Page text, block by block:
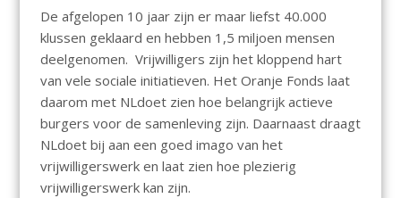
De afgelopen 10 jaar zijn er maar liefst 40.000
klussen geklaard en hebben 1,5 miljoen mensen
deelgenomen. Vrijwilligers zijn het kloppend hart
van vele sociale initiatieven. Het Oranje Fonds laat
daarom met NLdoet zien hoe belangrijk actieve
burgers voor de samenleving zijn. Daarnaast draagt
NLdoet bij aan een goed imago van het
vrijwilligerswerk en laat zien hoe plezierig
vrijwilligerswerk kan zijn.